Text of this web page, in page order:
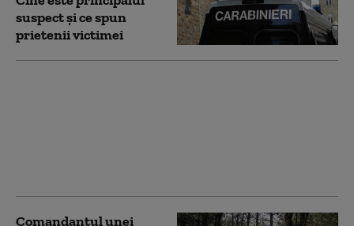
suspect și ce spun
prietenii victimei
Comandantul unei